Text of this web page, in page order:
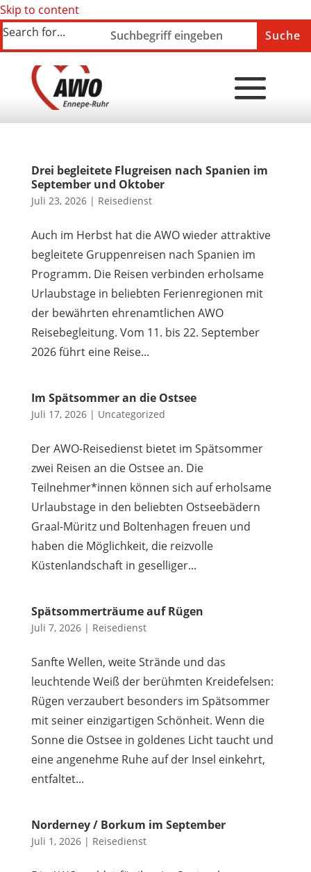
Skip to content
Search for...
Drei begleitete Flugreisen nach Spanien im
September und Oktober
Juli 23, 2026| Reisedienst
Auch im Herbst hat die AWO wieder attraktive
begleitete Gruppenreisen nach Spanien im
Programm. Die Reisen verbinden erholsame
Urlaubstage in beliebten Ferienregionen mit
der bewährten ehrenamtlichen AWO
Reisebegleitung. Vom 11. bis 22. September
2026 führt eine Reise...
Im Spätsommer an die Ostsee
Juli 17, 2026| Uncategorized
Der AWO-Reisedienst bietet im Spätsommer
zwei Reisen an die Ostsee an. Die
Teilnehmer*innen können sich auf erholsame
Urlaubstage in den beliebten Ostseebädern
Graal-Müritz und Boltenhagen freuen und
haben die Möglichkeit, die reizvolle
Küstenlandschaft in geselliger...
Spätsommerträume auf Rügen
Juli 7, 2026| Reisedienst
Sanfte Wellen, weite Strände und das
leuchtende Weiß der berühmten Kreidefelsen:
Rügen verzaubert besonders im Spätsommer
mit seiner einzigartigen Schönheit. Wenn die
Sonne die Ostsee in goldenes Licht taucht und
eine angenehme Ruhe auf der Insel einkehrt,
entfaltet...
Norderney / Borkum im September
Juli 1, 2026| Reisedienst